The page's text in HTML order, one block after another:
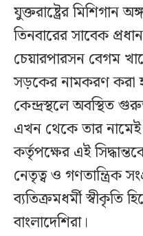
যুক্তরাষ্ট্রের মিশিগান
তিনবারের সাবেক
চেয়ারপারসন বেগম
সড়কের নামকরণ করা
কেন্দ্রস্থলে অবস্থিত
এখন থেকে তার
কর্তৃপক্ষের এই
নেতৃত্ব ও গণতান্ত্রিক
ব্যতিক্রমধর্মী স্বীকৃতি
বাংলাদেশিরা।